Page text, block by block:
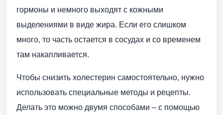
гормоны и немного выходят с кожными
выделениями в виде жира. Если его слишком
много, то часть остается в сосудах и со временем
там накапливается.
Чтобы снизить холестерин самостоятельно, нужно
использовать специальные методы и рецепты.
Делать это можно двумя способами – с помощью